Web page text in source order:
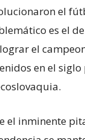
el
es el
el
en el
el inminente